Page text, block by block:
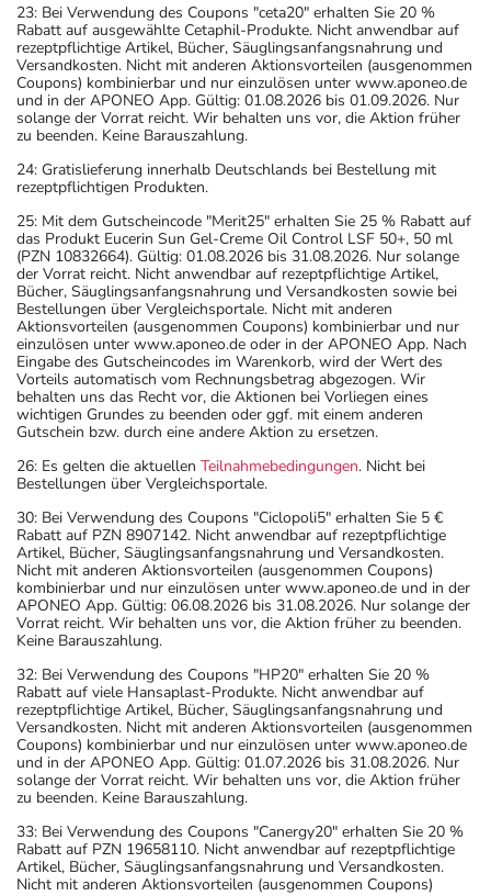
23: Bei Verwendung des Coupons "ceta20" erhalten Sie 20 %
Rabatt auf ausgewählte Cetaphil-Produkte. Nicht anwendbar auf
rezeptpflichtige Artikel, Bücher, Säuglingsanfangsnahrung und
Versandkosten. Nicht mit anderen Aktionsvorteilen (ausgenommen
Coupons) kombinierbar und nur einzulösen unter www.aponeo.de
und in der APONEO App. Gültig: 01.08.2026 bis 01.09.2026. Nur
solange der Vorrat reicht. Wir behalten uns vor, die Aktion früher
zu beenden. Keine Barauszahlung.
24: Gratislieferung innerhalb Deutschlands bei Bestellung mit
rezeptpflichtigen Produkten.
25: Mit dem Gutscheincode "Merit25" erhalten Sie 25 % Rabatt auf
das Produkt Eucerin Sun Gel-Creme Oil Control LSF 50+, 50 ml
(PZN 10832664). Gültig: 01.08.2026 bis 31.08.2026. Nur solange
der Vorrat reicht. Nicht anwendbar auf rezeptpflichtige Artikel,
Bücher, Säuglingsanfangsnahrung und Versandkosten sowie bei
Bestellungen über Vergleichsportale. Nicht mit anderen
Aktionsvorteilen (ausgenommen Coupons) kombinierbar und nur
einzulösen unter www.aponeo.de oder in der APONEO App. Nach
Eingabe des Gutscheincodes im Warenkorb, wird der Wert des
Vorteils automatisch vom Rechnungsbetrag abgezogen. Wir
behalten uns das Recht vor, die Aktionen bei Vorliegen eines
wichtigen Grundes zu beenden oder ggf. mit einem anderen
Gutschein bzw. durch eine andere Aktion zu ersetzen.
26: Es gelten die aktuellen Teilnahmebedingungen. Nicht bei
Bestellungen über Vergleichsportale.
30: Bei Verwendung des Coupons "Ciclopoli5" erhalten Sie 5 €
Rabatt auf PZN 8907142. Nicht anwendbar auf rezeptpflichtige
Artikel, Bücher, Säuglingsanfangsnahrung und Versandkosten.
Nicht mit anderen Aktionsvorteilen (ausgenommen Coupons)
kombinierbar und nur einzulösen unter www.aponeo.de und in der
APONEO App. Gültig: 06.08.2026 bis 31.08.2026. Nur solange der
Vorrat reicht. Wir behalten uns vor, die Aktion früher zu beenden.
Keine Barauszahlung.
32: Bei Verwendung des Coupons "HP20" erhalten Sie 20 %
Rabatt auf viele Hansaplast-Produkte. Nicht anwendbar auf
rezeptpflichtige Artikel, Bücher, Säuglingsanfangsnahrung und
Versandkosten. Nicht mit anderen Aktionsvorteilen (ausgenommen
Coupons) kombinierbar und nur einzulösen unter www.aponeo.de
und in der APONEO App. Gültig: 01.07.2026 bis 31.08.2026. Nur
solange der Vorrat reicht. Wir behalten uns vor, die Aktion früher
zu beenden. Keine Barauszahlung.
33: Bei Verwendung des Coupons "Canergy20" erhalten Sie 20 %
Rabatt auf PZN 19658110. Nicht anwendbar auf rezeptpflichtige
Artikel, Bücher, Säuglingsanfangsnahrung und Versandkosten.
Nicht mit anderen Aktionsvorteilen (ausgenommen Coupons)